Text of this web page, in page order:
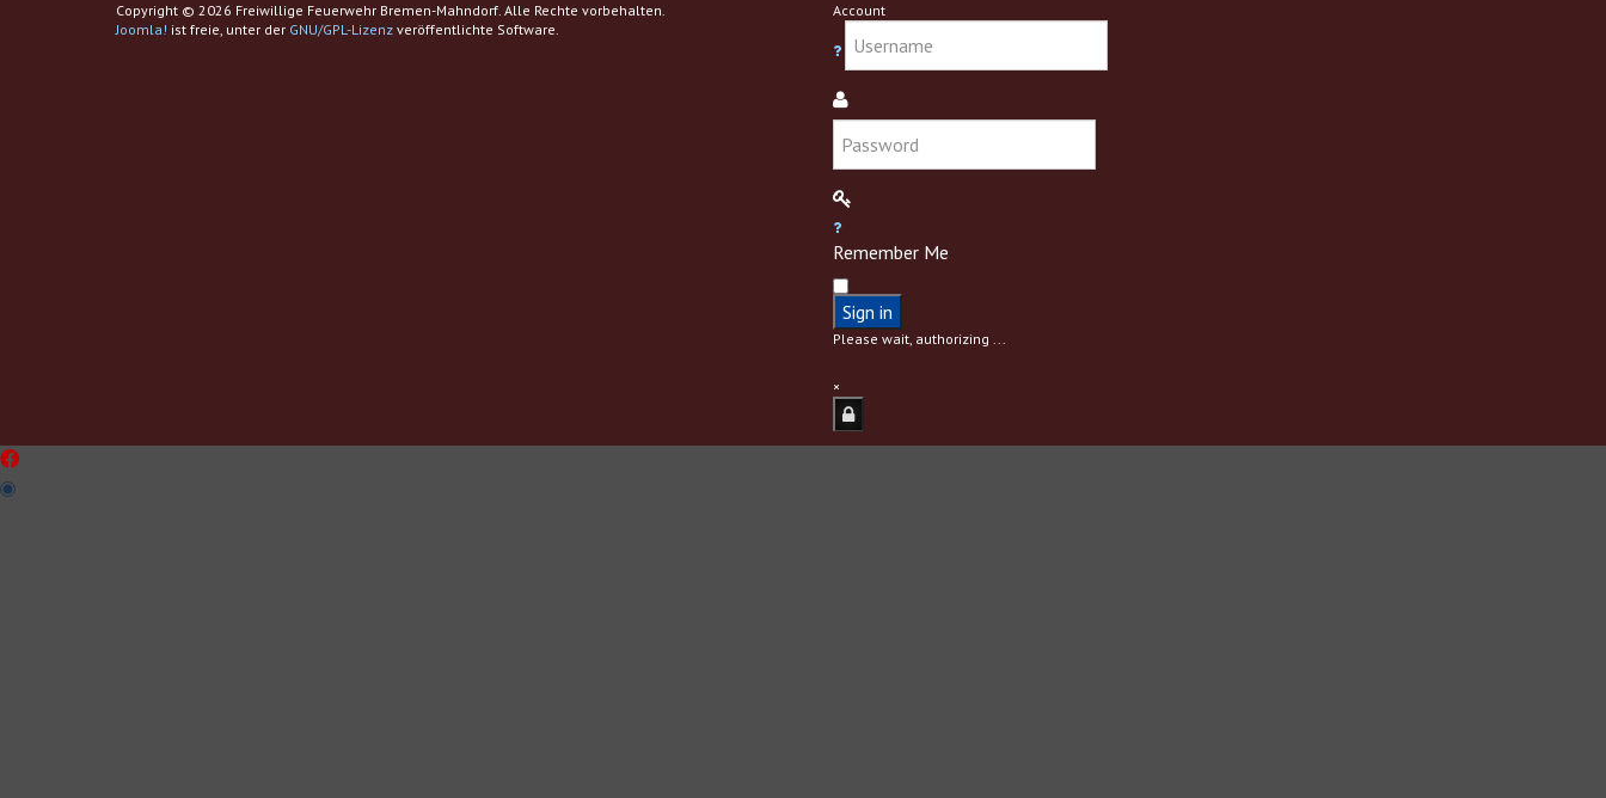
Copyright © 2026 Freiwillige Feuerwehr Bremen-Mahndorf. Alle Rechte vorbehalten.
Joomla! ist freie, unter der GNU/GPL-Lizenz veröffentlichte Software.
Account
Remember Me
Sign in
Please wait, authorizing ...
×